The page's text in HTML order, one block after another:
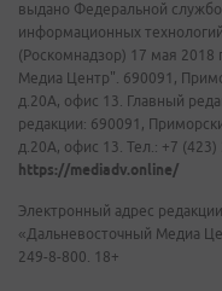
выдано Федеральной
информационных
(Роскомнадзор) 17 мая 2018
Медиа Центр". 690091,
д.20А, офис 13. Главный
редакции: 690091,
д.20А, офис 13. Тел.: +7 (423)
https://mediadv.online/
Электронный адрес
«Дальневосточный Медиа
249-8-800. 18+